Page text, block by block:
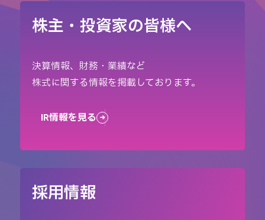
株主・投資家の皆様へ
決算情報、財務・業績など
株式に関する情報を掲載しております。
IR情報を見る
採用情報